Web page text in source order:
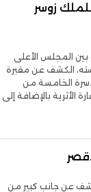
زوسر
بين المجلس الأعلى
الكشف عن مقبرة
الخامسة من
الأثرية بالإضافة إلى
عن جانب كبير من